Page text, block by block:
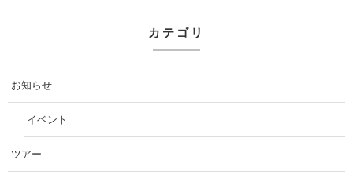
カテゴリ
お知らせ
イベント
ツアー